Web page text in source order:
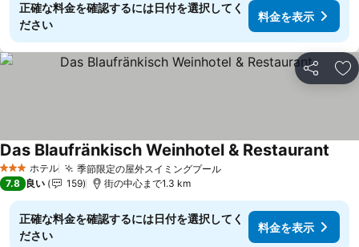
正確な料金を確認するには日付を選択してく
ださい
料金を表示
シェア お
3 ホテルのランク
ホテル 季節限定の屋外スイミングプール料金を表示
Das Blaufränkisch Weinhotel & Restaurant
7.8 良い 159 街の中心まで1.3 km
正確な料金を確認するには日付を選択してく
ださい
料金を表示